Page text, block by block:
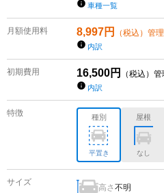
車種一覧
月額使用料 8,997円 （税込）管
内訳
初期費用 16,500円 （税込）
内訳
特徴 種別
平置き
屋根
なし
サイズ
高さ不明